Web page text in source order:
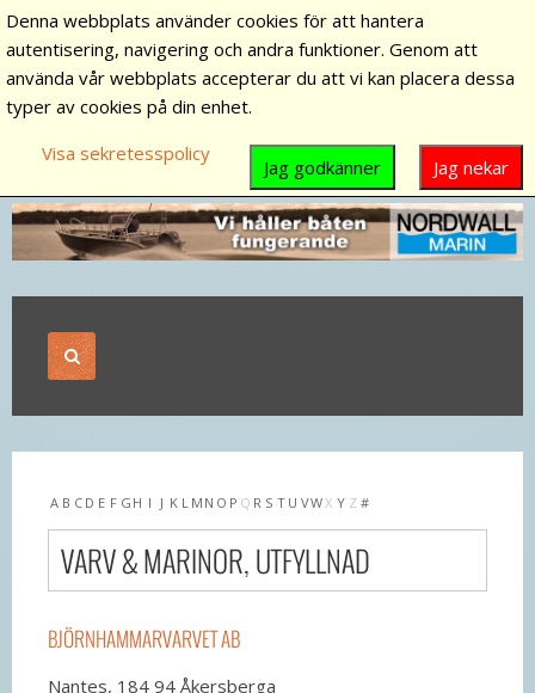
A B C D E F G H I J K L M N O P Q R S T U VWX Y Z #
VARV & MARINOR, UTFYLLNAD
BJÖRNHAMMARVARVET AB
Nantes, 184 94 Åkersberga
Denna webbplats använder cookies för att hantera
autentisering, navigering och andra funktioner. Genom att
använda vår webbplats accepterar du att vi kan placera dessa
typer av cookies på din enhet.
Visa sekretesspolicy
Jag nekar
Jag godkänner